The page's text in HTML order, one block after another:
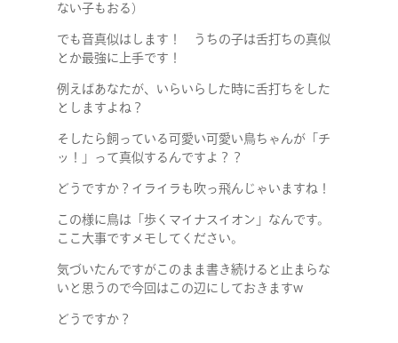
ない子もおる）
でも音真似はします！ うちの子は舌打ちの真似
とか最強に上手です！
例えばあなたが、いらいらした時に舌打ちをした
としますよね？
そしたら飼っている可愛い可愛い鳥ちゃんが「チ
ッ！」って真似するんですよ？？
どうですか？イライラも吹っ飛んじゃいますね！
この様に鳥は「歩くマイナスイオン」なんです。
ここ大事ですメモしてください。
気づいたんですがこのまま書き続けると止まらな
いと思うので今回はこの辺にしておきますw
どうですか？